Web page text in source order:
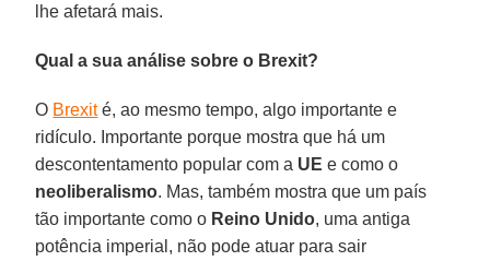
lhe afetará mais.
Qual a sua análise sobre o Brexit?
O Brexité, ao mesmo tempo, algo importante e
ridículo. Importante porque mostra que há um
descontentamento popular com a UE e como o
neoliberalismo. Mas, também mostra que um país
tão importante como o Reino Unido, uma antiga
potência imperial, não pode atuar para sair